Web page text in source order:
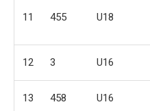
11 455 U18
12 3 U16
13 458 U16